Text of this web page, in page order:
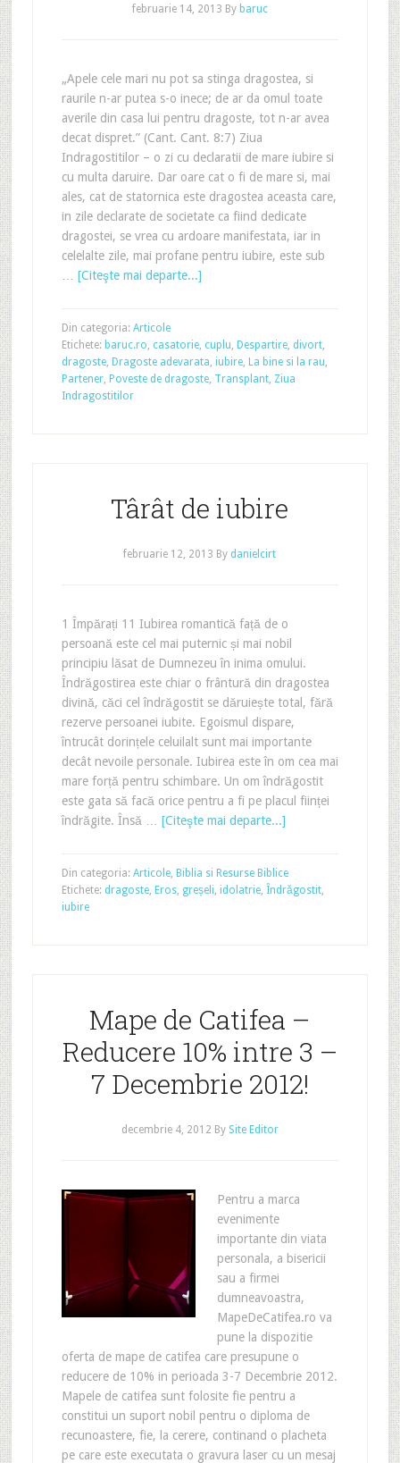
februarie 14, 2013 By baruc
„Apele cele mari nu pot sa stinga dragostea, si
raurile n-ar putea s-o inece; de ar da omul toate
averile din casa lui pentru dragoste, tot n-ar avea
decat dispret.” (Cant. Cant. 8:7) Ziua
Indragostitilor – o zi cu declaratii de mare iubire si
cu multa daruire. Dar oare cat o fi de mare si, mai
ales, cat de statornica este dragostea aceasta care,
in zile declarate de societate ca fiind dedicate
dragostei, se vrea cu ardoare manifestata, iar in
celelalte zile, mai profane pentru iubire, este sub
[Citeşte mai departe...]
Din categoria: Articole
Etichete: baruc.ro, casatorie, cuplu, Despartire, divort,
dragoste, Dragoste adevarata, iubire, La bine si la rau,
Partener, Poveste de dragoste, Transplant, Ziua
Indragostitilor
Târât de iubire
februarie 12, 2013 By danielcirt
1 Împărați 11 Iubirea romantică față de o
persoană este cel mai puternic și mai nobil
principiu lăsat de Dumnezeu în inima omului.
Îndrăgostirea este chiar o frântură din dragostea
divină, căci cel îndrăgostit se dăruiește total, fără
rezerve persoanei iubite. Egoismul dispare,
întrucât dorințele celuilalt sunt mai importante
decât nevoile personale. Iubirea este în om cea mai
mare forță pentru schimbare. Un om îndrăgostit
este gata să facă orice pentru a fi pe placul ființei
îndrăgite. Însă … [Citeşte mai departe...]
Din categoria: Articole, Biblia si Resurse Biblice
Etichete: dragoste, Eros, greșeli, idolatrie, Îndrăgostit,
iubire
Mape de Catifea –
Reducere 10% intre 3 –
7 Decembrie 2012!
decembrie 4, 2012 By Site Editor
Pentru a marca
evenimente
importante din viata
personala, a bisericii
sau a firmei
dumneavoastra,
MapeDeCatifea.ro va
pune la dispozitie
oferta de mape de catifea care presupune o
reducere de 10% in perioada 3-7 Decembrie 2012.
Mapele de catifea sunt folosite fie pentru a
constitui un suport nobil pentru o diploma de
recunoastere, fie, la cerere, continand o placheta
pe care este executata o gravura laser cu un mesaj